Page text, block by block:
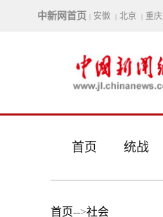
中新网首页 | 安徽 | 北京 | 重庆
首页 统战
首页-->社会